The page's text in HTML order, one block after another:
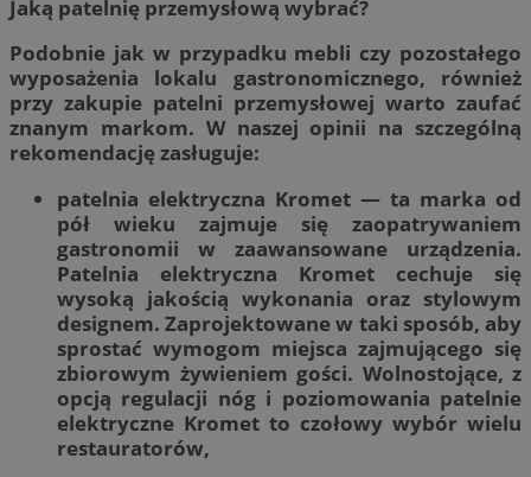
Jaką patelnię przemysłową wybrać?
Podobnie jak w przypadku mebli czy pozostałego
wyposażenia lokalu gastronomicznego, również
przy zakupie patelni przemysłowej warto zaufać
znanym markom. W naszej opinii na szczególną
rekomendację zasługuje:
patelnia elektryczna Kromet — ta marka od
pół wieku zajmuje się zaopatrywaniem
gastronomii w zaawansowane urządzenia.
Patelnia elektryczna Kromet cechuje się
wysoką jakością wykonania oraz stylowym
designem. Zaprojektowane w taki sposób, aby
sprostać wymogom miejsca zajmującego się
zbiorowym żywieniem gości. Wolnostojące, z
opcją regulacji nóg i poziomowania patelnie
elektryczne Kromet to czołowy wybór wielu
restauratorów,